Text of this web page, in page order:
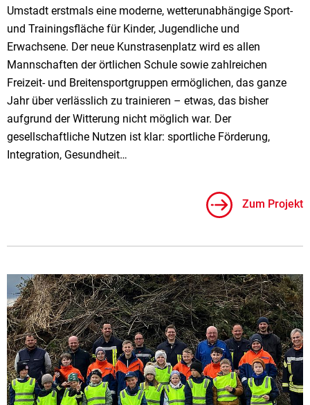
Umstadt erstmals eine moderne, wetterunabhängige Sport-
und Trainingsfläche für Kinder, Jugendliche und
Erwachsene. Der neue Kunstrasenplatz wird es allen
Mannschaften der örtlichen Schule sowie zahlreichen
Freizeit- und Breitensportgruppen ermöglichen, das ganze
Jahr über verlässlich zu trainieren – etwas, das bisher
aufgrund der Witterung nicht möglich war. Der
gesellschaftliche Nutzen ist klar: sportliche Förderung,
Integration, Gesundheit…
Zum Projekt